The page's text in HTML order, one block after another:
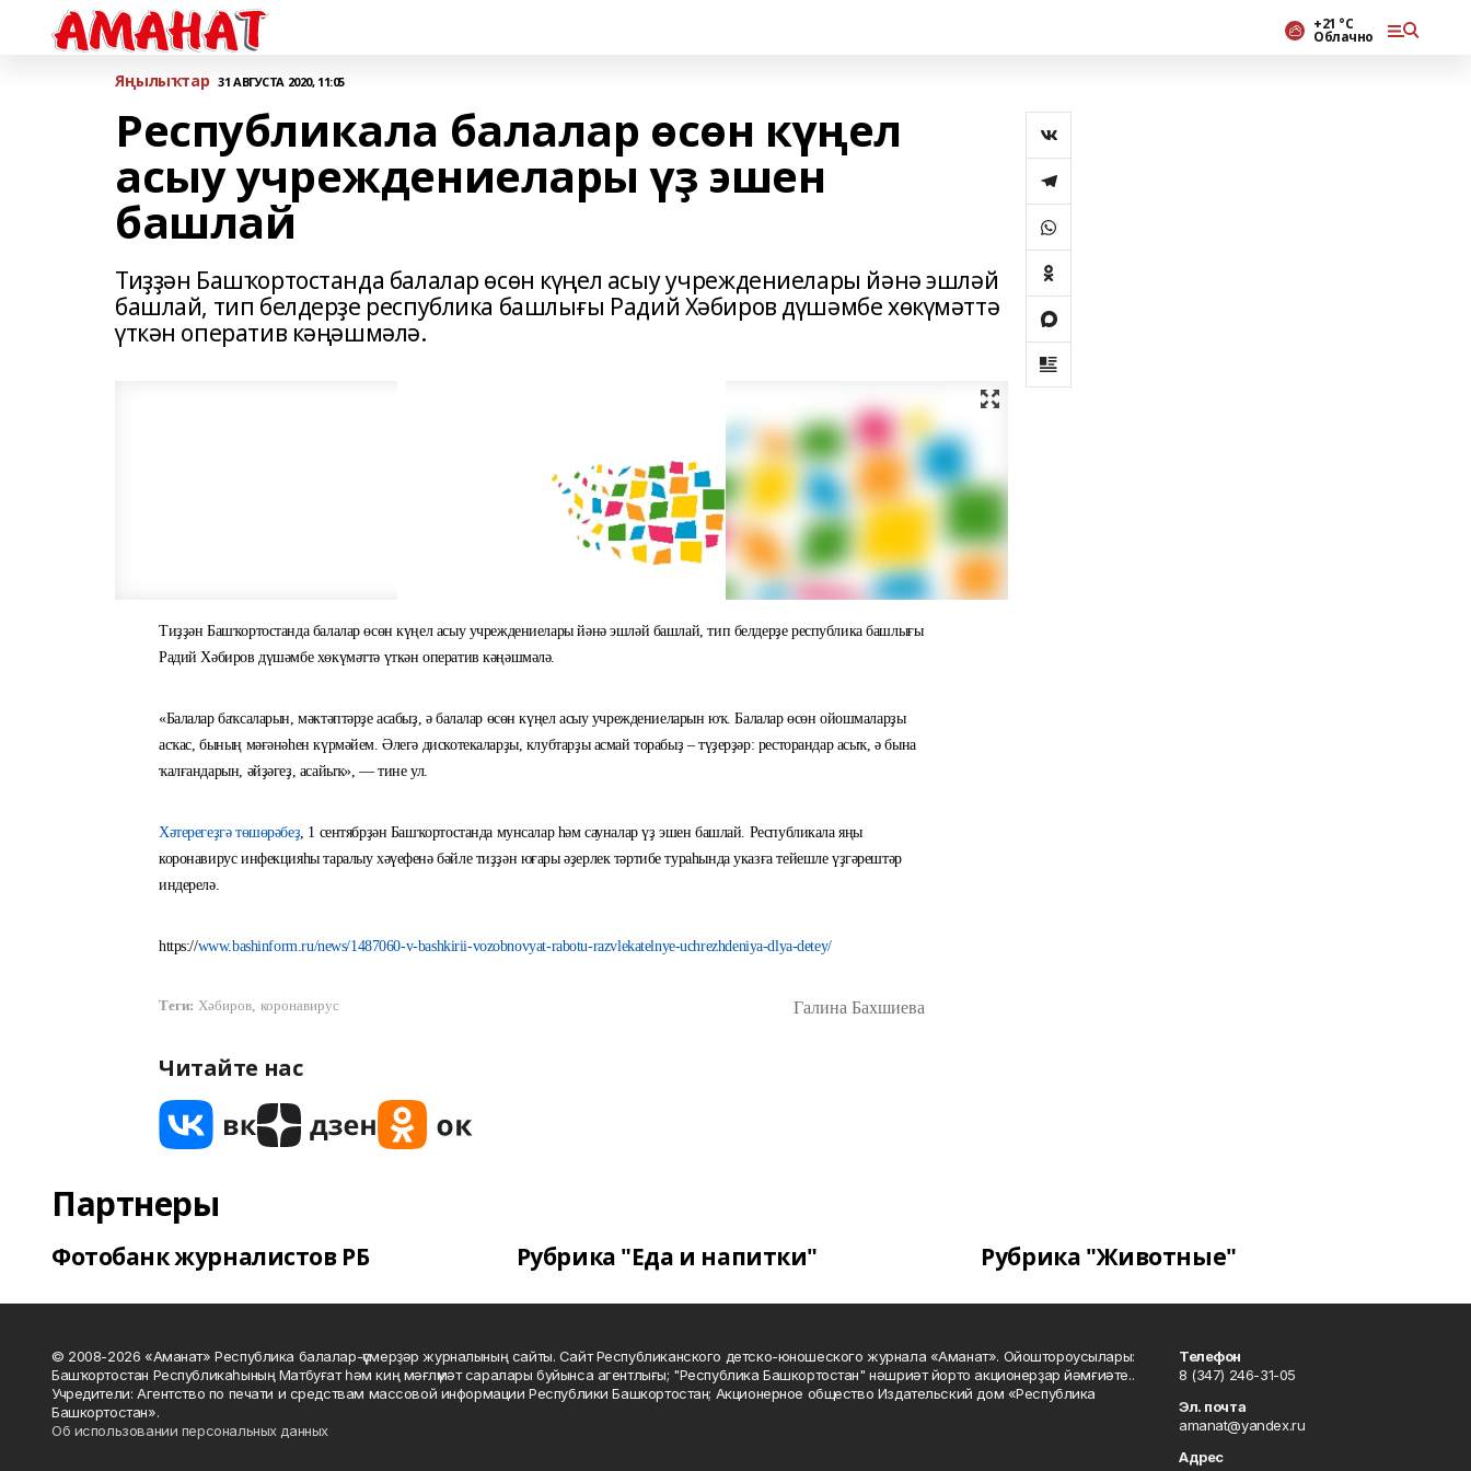
+21 °С
Облачно
Яңылыҡтар 31 АВГУСТА 2020, 11:05
Республикала балалар өсөн күңел
асыу учреждениелары үҙ эшен
башлай
Тиҙҙән Башҡортостанда балалар өсөн күңел асыу учреждениелары йәнә эшләй
башлай, тип белдерҙе республика башлығы Радий Хәбиров дүшәмбе хөкүмәттә
үткән оператив кәңәшмәлә.
Тиҙҙән Башҡортостанда балалар өсөн күңел асыу учреждениелары йәнә эшләй башлай, тип белдерҙе республика башлығы
Радий Хәбиров дүшәмбе хөкүмәттә үткән оператив кәңәшмәлә.
«Балалар баҡсаларын, мәктәптәрҙе асабыҙ, ә балалар өсөн күңел асыу учреждениеларын юҡ. Балалар өсөн ойошмаларҙы
асҡас, бының мәғәнәһен күрмәйем. Әлегә дискотекаларҙы, клубтарҙы асмай торабыҙ – түҙерҙәр: ресторандар асыҡ, ә бына
ҡалғандарын, әйҙәгеҙ, асайыҡ», — тине ул.
Хәтерегеҙгә төшөрәбеҙ, 1 сентябрҙән Башҡортостанда мунсалар һәм сауналар үҙ эшен башлай. Республикала яңы
коронавирус инфекцияһы таралыу хәүефенә бәйле тиҙҙән юғары әҙерлек тәртибе тураһында указға тейешле үҙгәрештәр
индерелә.
https://www.bashinform.ru/news/1487060-v-bashkirii-vozobnovyat-rabotu-razvlekatelnye-uchrezhdeniya-dlya-detey/
Галина Бахшиева
Теги: Хәбиров, коронавирус
Читайте нас
Партнеры
Фотобанк журналистов РБ Рубрика "Еда и напитки" Рубрика "Животные"
© 2008-2026 «Аманат» Республика балалар-үҫмерҙәр журналының сайты. Сайт Республиканского детско-юношеского журнала «Аманат». Ойоштороусылары:
Башҡортостан Республикаһының Матбуғат һәм киң мәғлүмәт саралары буйынса агентлығы; "Республика Башкортостан" нәшриәт йорто акционерҙар йәмғиәте..
Учредители: Агентство по печати и средствам массовой информации Республики Башкортостан; Акционерное общество Издательский дом «Республика
Башкортостан».
Об использовании персональных данных
Телефон
8 (347) 246-31-05
Эл. почта
amanat@yandex.ru
Адрес